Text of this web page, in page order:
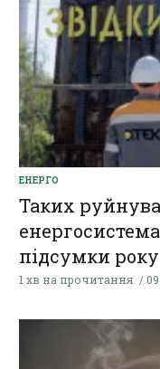
ЕНЕРГО
Таких
підсумки року
1 хв на прочитання